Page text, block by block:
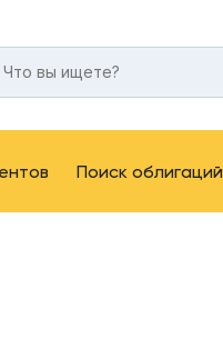
Поиск облигаций